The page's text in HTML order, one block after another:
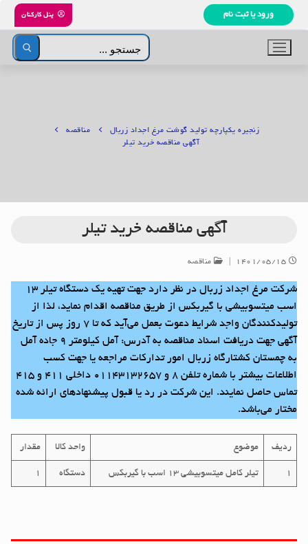
پرش
محتوا
ورود یا ثبت نام پنل کارکنان
جستجو
برای:
زنجیره یکپارچه تولید گوشت مرغ اجداد زربال
مناقصه
آگهی مناقصه خرید تیلر
آگهی مناقصه خرید تیلر
۱۴۰۱/۰۵/۱۵ مناقصه
شرکت مرغ اجداد زربال در نظر دارد جهت تهیه یک دستگاه تیلر ۱۳
اسب میتسوبیشی با گیربکس از طریق مناقصه اقدام نماید، لذا از
تولیدکنندگان واجد شرایط دعوت بعمل می‌آید که تا ۷ روز پس از تاریخ
آگهی جهت دریافت اسناد مناقصه به آدرس: آمل کیلومتر ۹ جاده آمل
به چمستان کشتارگاه زربال امور تدارکات مراجعه یا جهت کسب
اطلاعات بیشتر با شماره تلفن ۸ و ۰۱۱۴۳۱۳۲۶۵۷ داخلی ۴۱۱ و ۴۱۵
تماس حاصل نمایند. این شرکت در رد یا قبول پیشنهاد‌های ارائه شده
مختار می‌باشد.
ردیف موضوع واحد کالا مقدار
۱ تیلر کامل میتسوبیشی ۱۳ اسب با گیربکس دستگاه ۱